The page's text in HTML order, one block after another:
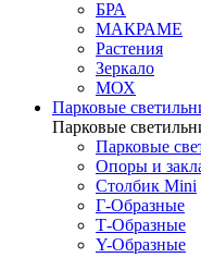
БРА
МАКРАМЕ
Растения
Зеркало
МОХ
Парковые
Парковые
Парковые
Опоры и
Столбик Mini
Г-Образные
Т-Образные
Y-Образные